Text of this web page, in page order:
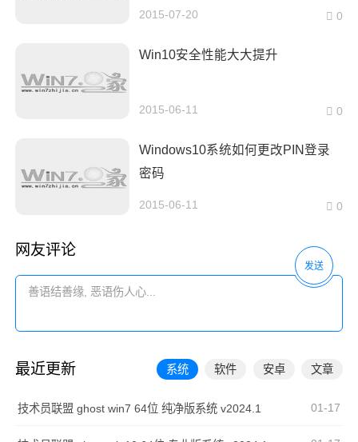
2015-07-20 0
Win10安全性能大大提升
2015-06-11 0
Windows10系统如何更改PIN登录
密码
2015-06-11 0
网友评论
发送
最近更新 系统 软件 安卓 文章
技术员联盟 ghost win7 64位 纯净版系统 v2024.1 01-17